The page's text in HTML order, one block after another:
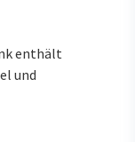
enthält
und